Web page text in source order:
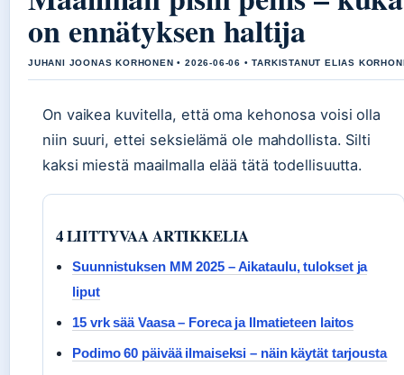
on ennätyksen haltija
JUHANI JOONAS KORHONEN • 2026-06-06 • TARKISTANUT ELIAS
On vaikea kuvitella, että oma kehonosa voisi olla
niin suuri, ettei seksielämä ole mahdollista. Silti
kaksi miestä maailmalla elää tätä todellisuutta.
4 LIITTYVAA ARTIKKELIA
Suunnistuksen MM 2025 – Aikataulu, tulokset ja
liput
15 vrk sää Vaasa – Foreca ja Ilmatieteen laitos
Podimo 60 päivää ilmaiseksi – näin käytät tarjousta